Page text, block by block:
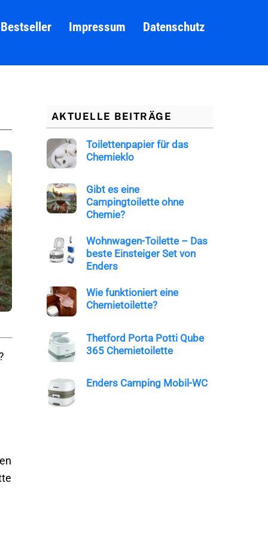
Bestseller Impressum Datenschutz
AKTUELLE BEITRÄGE
Toilettenpapier für das
Chemieklo
Gibt es eine
Campingtoilette ohne
Chemie?
Wohnwagen-Toilette – Das
beste Einsteiger Set von
Enders
Wie funktioniert eine
Chemietoilette?
Thetford Porta Potti Qube
365 Chemietoilette
Enders Camping Mobil-WC